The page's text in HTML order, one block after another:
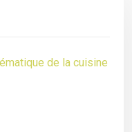
de la cuisine